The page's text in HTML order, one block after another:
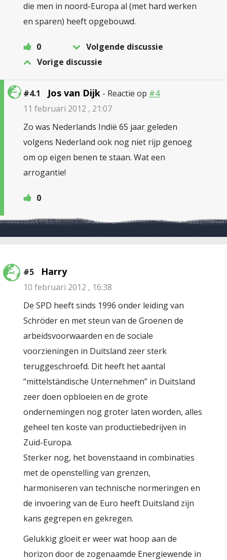
die men in noord-Europa al (met hard werken
en sparen) heeft opgebouwd.
0
Volgende discussie
Vorige discussie
#4.1 Jos van Dijk - Reactie op #4
11 februari 2012 , 21:07
Zo was Nederlands Indië 65 jaar geleden
volgens Nederland ook nog niet rijp genoeg
om op eigen benen te staan. Wat een
arrogantie!
0
#5 Harry
10 februari 2012 , 16:38
De SPD heeft sinds 1996 onder leiding van
Schröder en met steun van de Groenen de
arbeidsvoorwaarden en de sociale
voorzieningen in Duitsland zeer sterk
teruggeschroefd. Dit heeft het aantal
“mittelständische Unternehmen” in Duitsland
zeer doen opbloeien en de grote
ondernemingen nog groter laten worden, alles
geheel ten koste van productiebedrijven in
Zuid-Europa.
Sterker nog, het bovenstaand in combinaties
met de openstelling van grenzen,
harmoniseren van technische normeringen en
de invoering van de Euro heeft Duitsland zijn
kans gegrepen en gekregen.
Gelukkig gloeit er weer wat hoop aan de
horizon door de zogenaamde Energiewende in